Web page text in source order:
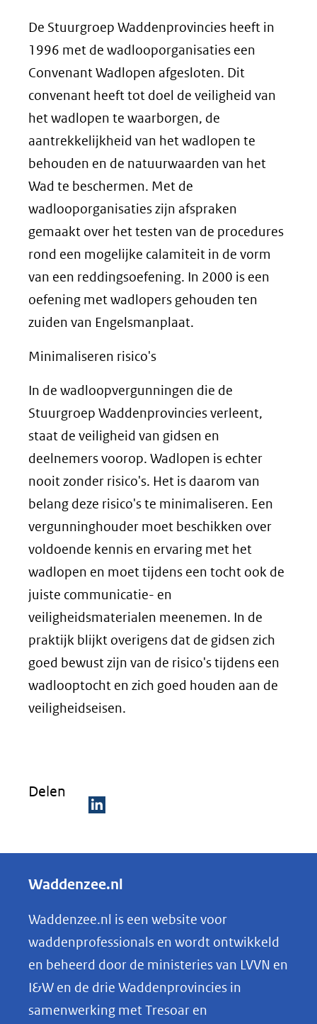
De Stuurgroep Waddenprovincies heeft in
1996 met de wadlooporganisaties een
Convenant Wadlopen afgesloten. Dit
convenant heeft tot doel de veiligheid van
het wadlopen te waarborgen, de
aantrekkelijkheid van het wadlopen te
behouden en de natuurwaarden van het
Wad te beschermen. Met de
wadlooporganisaties zijn afspraken
gemaakt over het testen van de procedures
rond een mogelijke calamiteit in de vorm
van een reddingsoefening. In 2000 is een
oefening met wadlopers gehouden ten
zuiden van Engelsmanplaat.
Minimaliseren risico's
In de wadloopvergunningen die de
Stuurgroep Waddenprovincies verleent,
staat de veiligheid van gidsen en
deelnemers voorop. Wadlopen is echter
nooit zonder risico's. Het is daarom van
belang deze risico's te minimaliseren. Een
vergunninghouder moet beschikken over
voldoende kennis en ervaring met het
wadlopen en moet tijdens een tocht ook de
juiste communicatie- en
veiligheidsmaterialen meenemen. In de
praktijk blijkt overigens dat de gidsen zich
goed bewust zijn van de risico's tijdens een
wadlooptocht en zich goed houden aan de
veiligheidseisen.
Delen
e
e
n
o
p
Waddenzee.nl
Waddenzee.nl is een website voor
waddenprofessionals en wordt ontwikkeld
en beheerd door de ministeries van LVVN en
I&W en de drie Waddenprovincies in
samenwerking met Tresoar en